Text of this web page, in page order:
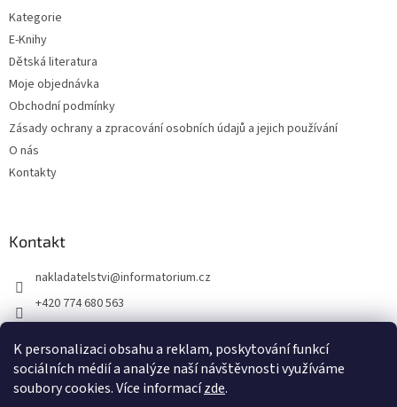
K personalizaci obsahu a reklam, poskytování funkcí
sociálních médií a analýze naší návštěvnosti využíváme
soubory cookies. Více informacízde.
Kategorie
E-Knihy
Dětská literatura
Moje objednávka
Obchodní podmínky
Zásady ochrany a zpracování osobních údajů a jejich používání
O nás
Kontakty
Kontakt
nakladatelstvi@informatorium.cz
+420 774 680 563
informatorium/